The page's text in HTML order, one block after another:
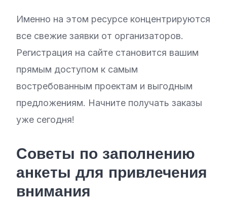
Именно на этом ресурсе концентрируются
все свежие заявки от организаторов.
Регистрация на сайте становится вашим
прямым доступом к самым
востребованным проектам и выгодным
предложениям. Начните получать заказы
уже сегодня!
Советы по заполнению
анкеты для привлечения
внимания